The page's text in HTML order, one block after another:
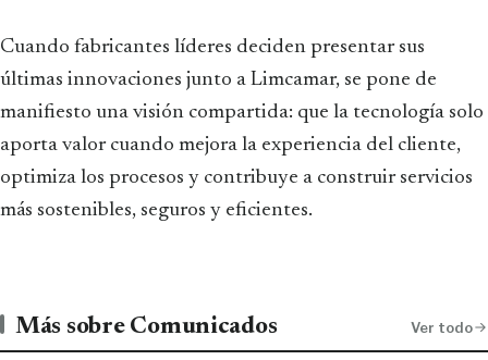
Cuando fabricantes líderes deciden presentar sus
últimas innovaciones junto a Limcamar, se pone de
manifiesto una visión compartida: que la tecnología solo
aporta valor cuando mejora la experiencia del cliente,
optimiza los procesos y contribuye a construir servicios
más sostenibles, seguros y eficientes.
Más sobre Comunicados Ver todo